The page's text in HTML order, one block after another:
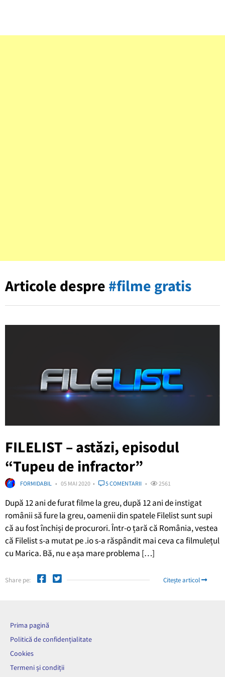
Articole despre #filme gratis
FILELIST – astăzi, episodul
“Tupeu de infractor”
FORMIDABIL 05 MAI 2020 5 COMENTARII 2561
După 12 ani de furat filme la greu, după 12 ani de instigat
românii să fure la greu, oamenii din spatele Filelist sunt supi
că au fost închiși de procurori. Într-o țară că România, vestea
că Filelist s-a mutat pe .io s-a răspândit mai ceva ca filmulețul
cu Marica. Bă, nu e așa mare problema […]
Share pe: Citește articol
Prima pagină
Politică de confidențialitate
Cookies
Termeni și condiții